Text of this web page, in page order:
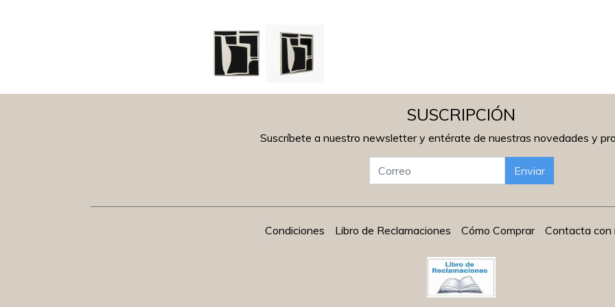
SUSCRIPCIÓN
Suscríbete a nuestro newsletter y entérate de nuestras novedades y
Enviar
Condiciones Libro de Reclamaciones Cómo Comprar Contacta con